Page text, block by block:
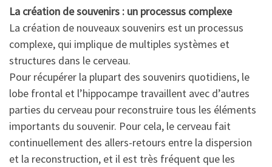
La création de souvenirs : un processus complexe
La création de nouveaux souvenirs est un processus
complexe, qui implique de multiples systèmes et
structures dans le cerveau.
Pour récupérer la plupart des souvenirs quotidiens, le
lobe frontal et l’hippocampe travaillent avec d’autres
parties du cerveau pour reconstruire tous les éléments
importants du souvenir. Pour cela, le cerveau fait
continuellement des allers-retours entre la dispersion
et la reconstruction, et il est très fréquent que les